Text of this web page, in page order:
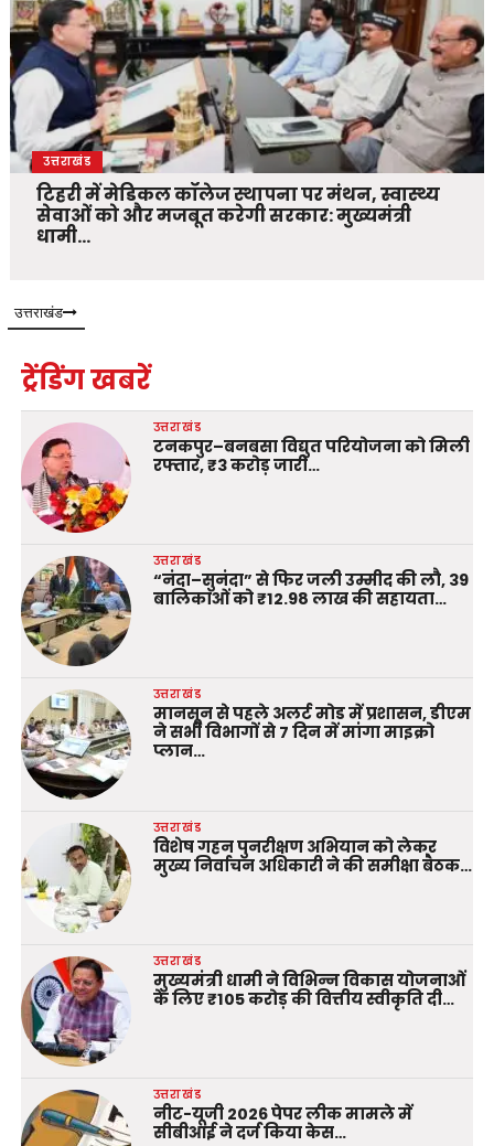
उत्तराखंड
टिहरी में मेडिकल कॉलेज स्थापना पर मंथन, स्वास्थ्य
सेवाओं को और मजबूत करेगी सरकार: मुख्यमंत्री
धामी…
उत्तराखंड
ट्रेंडिंग खबरें
उत्तराखंड
टनकपुर–बनबसा विद्युत परियोजना को मिली
रफ्तार, ₹3 करोड़ जारी…
उत्तराखंड
“नंदा–सुनंदा” से फिर जली उम्मीद की लौ, 39
बालिकाओं को ₹12.98 लाख की सहायता…
उत्तराखंड
मानसून से पहले अलर्ट मोड में प्रशासन, डीएम
ने सभी विभागों से 7 दिन में मांगा माइक्रो
प्लान…
उत्तराखंड
विशेष गहन पुनरीक्षण अभियान को लेकर
मुख्य निर्वाचन अधिकारी ने की समीक्षा बैठक…
उत्तराखंड
मुख्यमंत्री धामी ने विभिन्न विकास योजनाओं
के लिए ₹105 करोड़ की वित्तीय स्वीकृति दी…
उत्तराखंड
नीट-यूजी 2026 पेपर लीक मामले में
सीबीआई ने दर्ज किया केस…